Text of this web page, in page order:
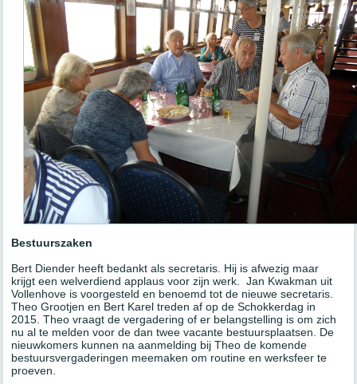
Bestuurszaken
Bert Diender heeft bedankt als secretaris. Hij is afwezig maar
krijgt een welverdiend applaus voor zijn werk. Jan Kwakman uit
Vollenhove is voorgesteld en benoemd tot de nieuwe secretaris.
Theo Grootjen en Bert Karel treden af op de Schokkerdag in
2015. Theo vraagt de vergadering of er belangstelling is om zich
nu al te melden voor de dan twee vacante bestuursplaatsen. De
nieuwkomers kunnen na aanmelding bij Theo de komende
bestuursvergaderingen meemaken om routine en werksfeer te
proeven.